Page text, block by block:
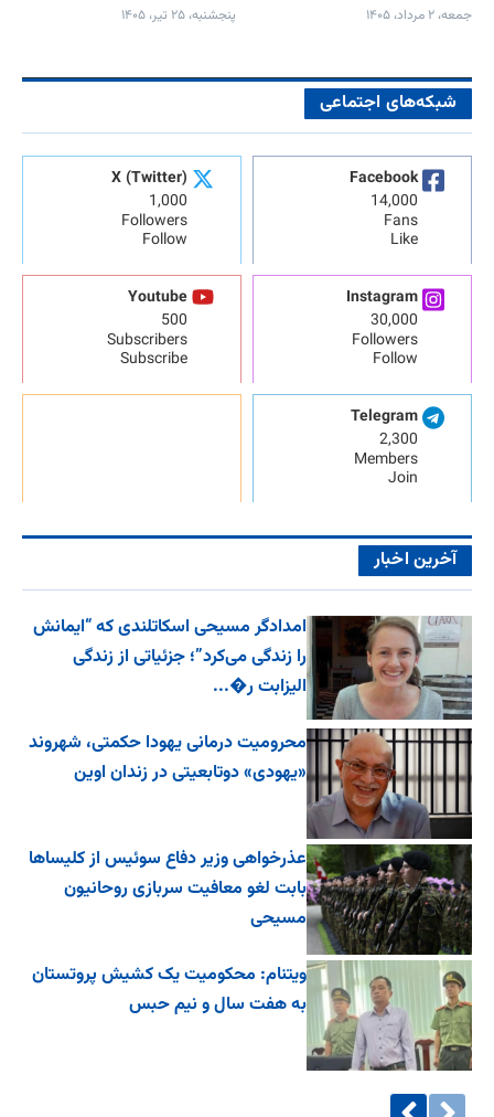
جمعه، ۲ مرداد، ۱۴۰۵ پنجشنبه، ۲۵ تیر، ۱۴۰۵
شبکه‌های اجتماعی
Facebook
14,000
Fans
Like
X (Twitter)
1,000
Followers
Follow
Instagram
30,000
Followers
Follow
Youtube
500
Subscribers
Subscribe
Telegram
2,300
Members
Join
آخرین اخبار
امدادگر مسیحی اسکاتلندی که “ایمانش
را زندگی می‌کرد”؛ جزئیاتی از زندگی
الیزابت ر�...
محرومیت درمانی یهودا حکمتی، شهروند
«یهودی» دوتابعیتی در زندان اوین
عذرخواهی وزیر دفاع سوئیس از کلیساها
بابت لغو معافیت سربازی روحانیون
مسیحی
ویتنام: محکومیت یک کشیش پروتستان
به هفت سال و نیم حبس